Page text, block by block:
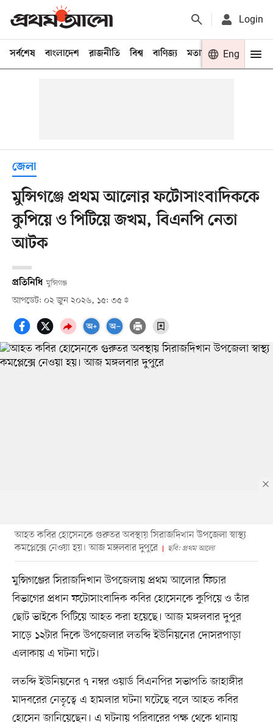
Login
সর্বশেষ বাংলাদেশ রাজনীতি বিশ্ব বাণিজ্য মতামত খেলা
Eng
জেলা
মুন্সিগঞ্জে প্রথম আলোর ফটোসাংবাদিককে
কুপিয়ে ও পিটিয়ে জখম, বিএনপি নেতা
আটক
প্রতিনিধি মুন্সিগঞ্জ
আপডেট: ০২ জুন ২০২৬, ১৫: ৩৫
আহত কবির হোসেনকে গুরুতর অবস্থায় সিরাজদিখান উপজেলা স্বাস্থ্য
কমপ্লেক্সে নেওয়া হয়। আজ মঙ্গলবার দুপুরে
ছবি: প্রথম আলো
মুন্সিগঞ্জের সিরাজদিখান উপজেলায় প্রথম আলোর ফিচার
বিভাগের প্রধান ফটোসাংবাদিক কবির হোসেনকে কুপিয়ে ও তাঁর
ছোট ভাইকে পিটিয়ে আহত করা হয়েছে। আজ মঙ্গলবার দুপুর
সাড়ে ১২টার দিকে উপজেলার লতব্দি ইউনিয়নের দোসরপাড়া
এলাকায় এ ঘটনা ঘটে।
লতব্দি ইউনিয়নের ৭ নম্বর ওয়ার্ড বিএনপির সভাপতি জাহাঙ্গীর
মাদবরের নেতৃত্বে এ হামলার ঘটনা ঘটেছে বলে আহত কবির
হোসেন জানিয়েছেন। এ ঘটনায় পরিবারের পক্ষ থেকে থানায়